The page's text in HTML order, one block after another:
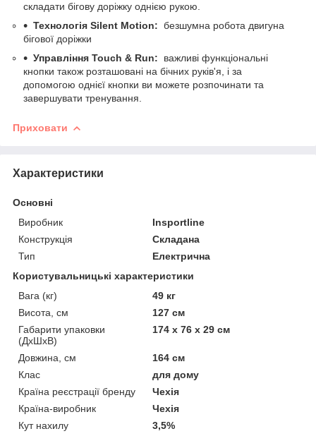
складати бігову доріжку однією рукою.
Технологія Silent Motion: безшумна робота двигуна
бігової доріжки
Управління Touch & Run: важливі функціональні
кнопки також розташовані на бічних руків'я, і за
допомогою однієї кнопки ви можете розпочинати та
завершувати тренування.
Приховати
Характеристики
Основні
Виробник
Insportline
Конструкція
Складана
Тип
Електрична
Користувальницькі характеристики
Вага (кг)
49 кг
Висота, см
127 см
Габарити упаковки
(ДхШхВ)
174 x 76 x 29 см
Довжина, см
164 см
Клас
для дому
Країна реєстрації бренду
Чехія
Країна-виробник
Чехія
Кут нахилу
3,5%